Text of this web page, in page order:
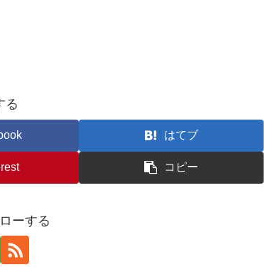
る
はてブ
コピー
ーする